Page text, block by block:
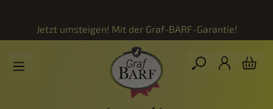
Jetzt umsteigen! Mit der Graf-BARF-Garantie!